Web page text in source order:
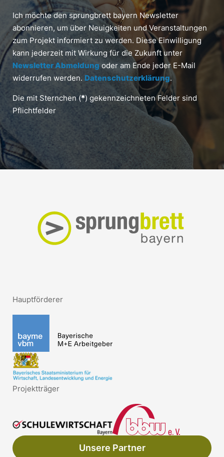
Ich möchte den sprungbrett bayern Newsletter
abonnieren, um über Neuigkeiten und Veranstaltungen
zum Projekt informiert zu werden. Diese Einwilligung
kann jederzeit mit Wirkung für die Zukunft unter
Newsletter Abmeldung oder am Ende jeder E-Mail
widerrufen werden. Datenschutzerklärung.
Die mit Sternchen (*) gekennzeichneten Felder sind
Pflichtfelder
Hauptförderer
Projektträger
Unsere Partner